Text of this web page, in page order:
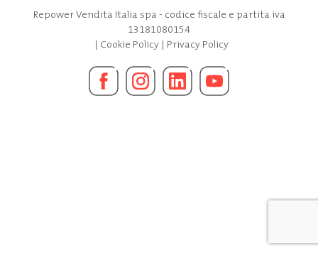
Repower Vendita Italia spa - codice fiscale e partita iva
13181080154
| Cookie Policy| Privacy Policy